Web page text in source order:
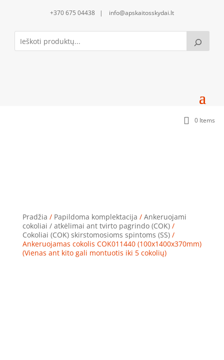
+370 675 04438 | info@apskaitosskydai.lt
0 Items
Pradžia / Papildoma komplektacija / Ankeruojami
cokoliai / atkėlimai ant tvirto pagrindo (COK)/
Cokoliai (COK) skirstomosioms spintoms (SS)/
Ankeruojamas cokolis COK011440 (100x1400x370mm)
(Vienas ant kito gali montuotis iki 5 cokolių)